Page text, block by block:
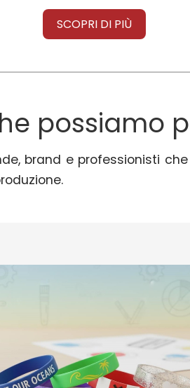
SCOPRI DI PIÙ
possiamo
brand e professionisti